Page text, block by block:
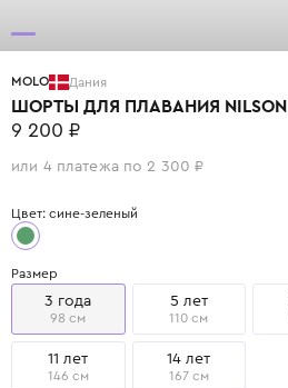
MOLO Дания
ШОРТЫ ДЛЯ ПЛАВАНИЯ NILSON
9 200 ₽
или 4 платежа по 2 300 ₽
Цвет: сине-зеленый
Размер
3 года
98 см
5 лет
110 см
11 лет
146 см
14 лет
167 см